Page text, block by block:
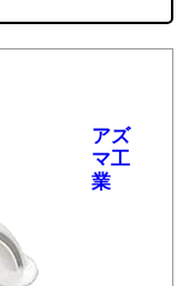
アズ
マ工
業